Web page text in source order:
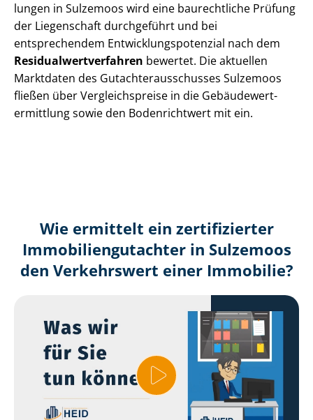
lun­gen in Sulzemoos wird eine baurechtliche Prüfung
der Liegenschaft durchgeführt und bei
entsprechendem Ent­wick­lungs­po­ten­zi­al nach dem
Re­si­du­al­wert­ver­fah­ren bewertet. Die aktuellen
Marktdaten des Gut­ach­ter­aus­schus­ses Sulzemoos
fließen über Ver­gleichs­prei­se in die Ge­bäu­de­wert­
ermitt­lung sowie den Bodenrichtwert mit ein.
Wie ermittelt ein zertifizierter
Immobilien­gutachter in Sulzemoos
den Verkehrswert einer Immobilie?